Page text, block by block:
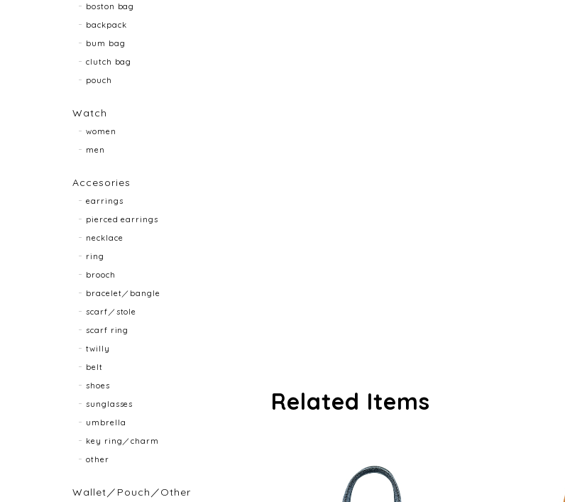
Related Items
boston bag
backpack
bum bag
clutch bag
pouch
Watch
women
men
Accesories
earrings
pierced earrings
necklace
ring
brooch
bracelet／bangle
scarf／stole
scarf ring
twilly
belt
shoes
sunglasses
umbrella
key ring／charm
other
Wallet／Pouch／Other